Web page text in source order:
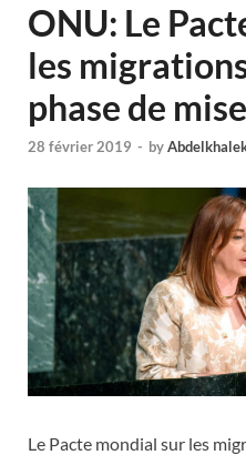
ONU: Le
les
phase de
28 février 2019 - by
Le Pacte mondial sur les